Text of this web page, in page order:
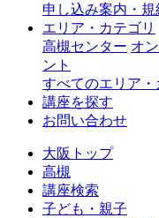
申し込み案内・規
エリア・カテゴリ
高槻センター オ
ント
すべてのエリア・
講座を探す
お問い合わせ
大阪トップ
高槻
講座検索
子ども・親子